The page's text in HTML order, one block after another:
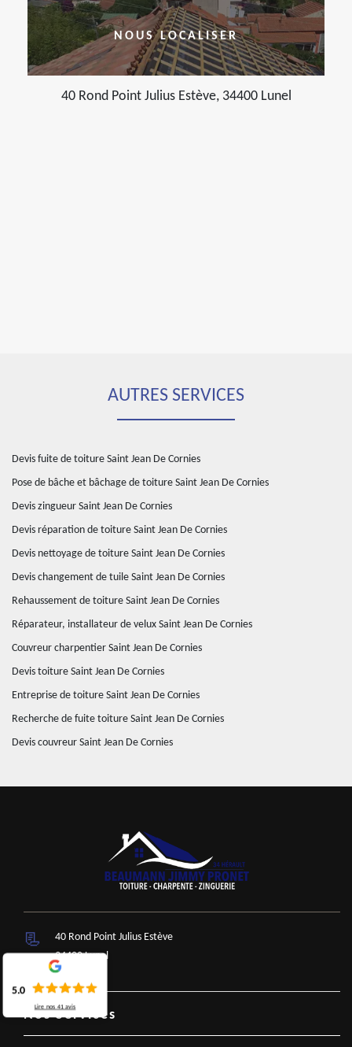
NOUS LOCALISER
40 Rond Point Julius Estève, 34400 Lunel
AUTRES SERVICES
Devis fuite de toiture Saint Jean De Cornies
Pose de bâche et bâchage de toiture Saint Jean De Cornies
Devis zingueur Saint Jean De Cornies
Devis réparation de toiture Saint Jean De Cornies
Devis nettoyage de toiture Saint Jean De Cornies
Devis changement de tuile Saint Jean De Cornies
Rehaussement de toiture Saint Jean De Cornies
Réparateur, installateur de velux Saint Jean De Cornies
Couvreur charpentier Saint Jean De Cornies
Devis toiture Saint Jean De Cornies
Entreprise de toiture Saint Jean De Cornies
Recherche de fuite toiture Saint Jean De Cornies
Devis couvreur Saint Jean De Cornies
40 Rond Point Julius Estève
34400 Lunel
Nos Services
5.0
Lire nos 41 avis